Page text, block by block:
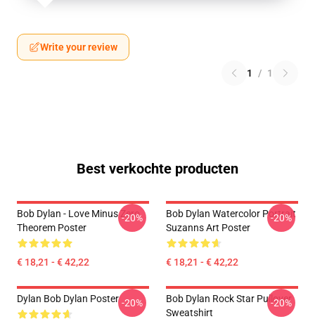
Write your review
1 / 1
Best verkochte producten
Bob Dylan - Love Minus Zero
Theorem Poster
€ 18,21 - € 42,22
-20%
Bob Dylan Watercolor Portrait
Suzanns Art Poster
€ 18,21 - € 42,22
-20%
Dylan Bob Dylan Poster -20%
Bob Dylan Rock Star Pullover
Sweatshirt
-20%